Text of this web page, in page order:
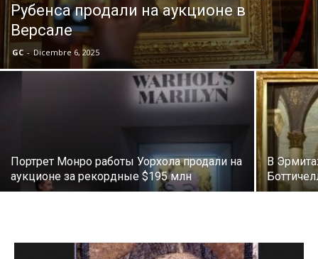
Рубенса продали на аукционе в
Версале
GC - Dicembre 6, 2025
Портрет Монро работы Уорхола продали на
аукционе за рекордные $195 млн
В